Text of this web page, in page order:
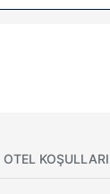
OTEL KOŞULLARI